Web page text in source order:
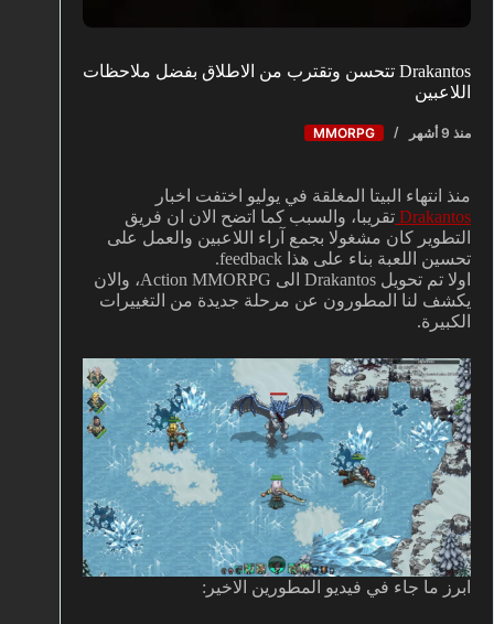
Drakantos تتحسن وتقترب من الاطلاق بفضل ملاحظات
اللاعبين
منذ 9 أشهر MMORPG
منذ انتهاء البيتا المغلقة في يوليو اختفت اخبار
Drakantos تقريبا، والسبب كما اتضح الان ان فريق
التطوير كان مشغولا بجمع آراء اللاعبين والعمل على
تحسين اللعبة بناء على هذا feedback.
اولا تم تحويل Drakantos الى Action MMORPG، والان
يكشف لنا المطورون عن مرحلة جديدة من التغييرات
الكبيرة.
ابرز ما جاء في فيديو المطورين الاخير: